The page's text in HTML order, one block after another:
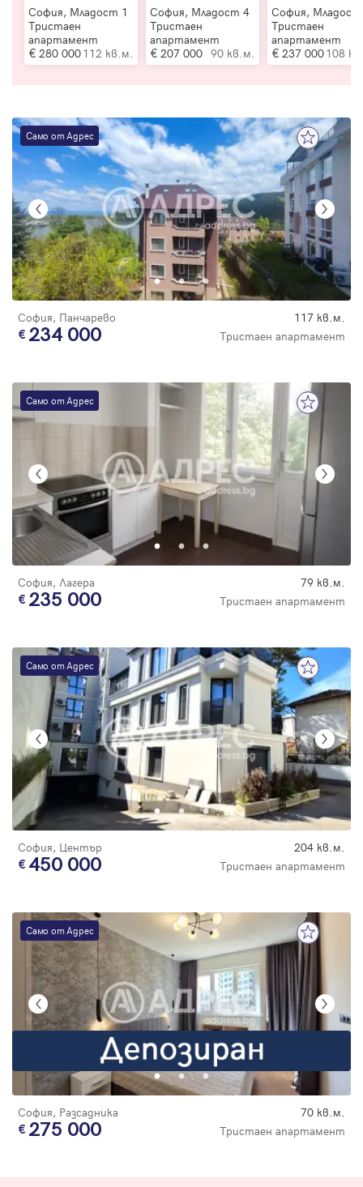
София, Младост 1
Тристаен
апартамент
280 000112 кв.м.
София, Младост 4
Тристаен
апартамент
207 000 90 кв.м.
София,
Тристаен
апартамент
237 000108
Само от Адрес
София, Панчарево 117 кв.м.
234 000 Тристаен апартамент
Само от Адрес
София, Лагера 79 кв.м.
235 000 Тристаен апартамент
Само от Адрес
София, Център 204 кв.м.
450 000 Тристаен апартамент
Само от Адрес
София, Разсадника 70 кв.м.
275 000 Тристаен апартамент